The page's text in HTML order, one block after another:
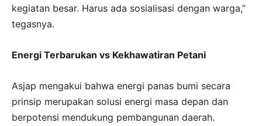
kegiatan besar. Harus ada sosialisasi dengan warga,”
tegasnya.
Energi Terbarukan vs Kekhawatiran Petani
Asjap mengakui bahwa energi panas bumi secara
prinsip merupakan solusi energi masa depan dan
berpotensi mendukung pembangunan daerah.